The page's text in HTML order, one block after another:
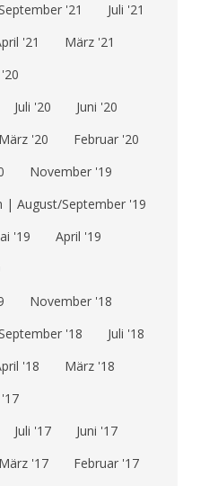
'21
Juli '21
'21
März '21
Juli '20
Juni '20
März '20
Februar '20
November '19
| August/September '19
'19
April '19
November '18
'18
Juli '18
'18
März '18
Juli '17
Juni '17
März '17
Februar '17